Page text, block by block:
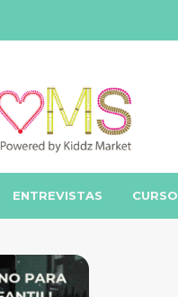
ENTREVISTAS CURSO